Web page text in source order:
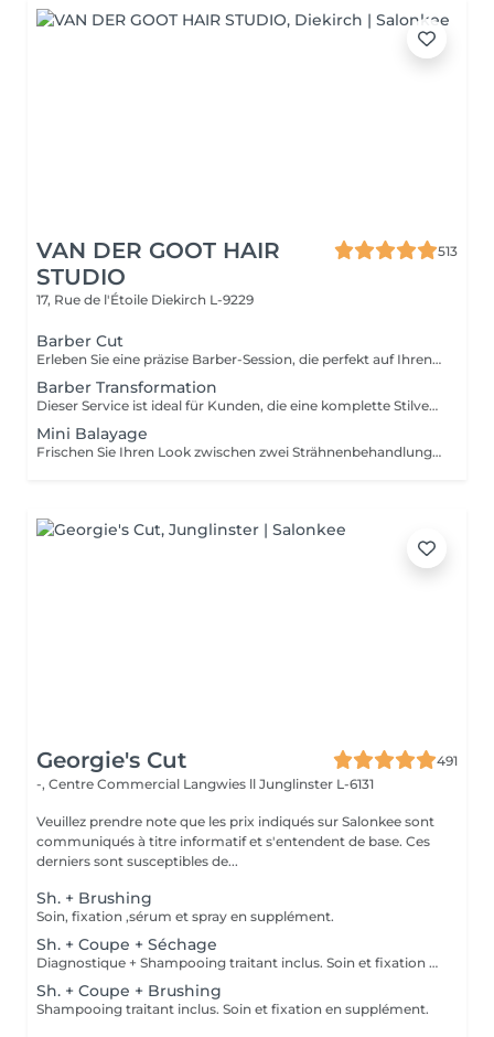
VAN DER GOOT HAIR
STUDIO
513
17, Rue de l'Étoile Diekirch L-9229
Barber Cut
Erleben Sie eine präzise Barber-Session, die perfekt auf Ihren persönlichen Stil abgestimmt ist. Von sauberen Fades bis zu klassischen Schnitten wird jedes Detail sorgfältig ausgearbeitet. Zum Abschluss wird das Haar professionell gestylt, damit Ihr Look gepflegt, modern und leicht zu tragen bleibt.
Barber Transformation
Dieser Service ist ideal für Kunden, die eine komplette Stilveränderung wünschen, besonders beim Übergang von längeren Haaren zu einem kürzeren, strukturierten Look. Ihr Barber nimmt sich Zeit für eine persönliche Beratung, gestaltet den neuen Haarschnitt individuell und zeigt Ihnen, wie Sie Ihren neuen Look auch zu Hause optimal stylen können.
Mini Balayage
Frischen Sie Ihren Look zwischen zwei Strähnenbehandlungen auf – mit einem sanften Face-Framing, das Ihr Gesicht zum Strahlen bringt. Ideal für besondere Anlässe oder wenn Sie Ihrem Haar mehr Leuchtkraft verleihen möchten, ohne eine komplette Strähnenbehandlung zu buchen. Glossing und Tönung sind inklusive und sorgen für ein strahlendes, harmonisches Ergebnis.
Georgie's Cut
491
-, Centre Commercial Langwies ll Junglinster L-6131
Veuillez prendre note que les prix indiqués sur Salonkee sont
communiqués à titre informatif et s'entendent de base. Ces
derniers sont susceptibles de...
Sh. + Brushing
Soin, fixation ,sérum et spray en supplément.
Sh. + Coupe + Séchage
Diagnostique + Shampooing traitant inclus. Soin et fixation en supplément.
Sh. + Coupe + Brushing
Shampooing traitant inclus. Soin et fixation en supplément.